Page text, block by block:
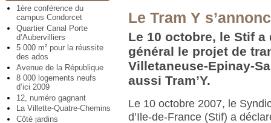
1ère conférence du
campus Condorcet
Quartier Canal Porte
d’Aubervilliers
5 000 m² pour la réussite
des ados
Avenue de la République
8 000 logements neufs
d’ici 2009
12, numéro gagnant
La Villette-Quatre-Chemins
Côté jardins
Le Tram Y
Le 10 octobre, le Stif a
général le projet de
Villetaneuse-Epinay-
aussi Tram’Y.
Le 10 octobre 2007, le
d’Ile-de-France (Stif) a